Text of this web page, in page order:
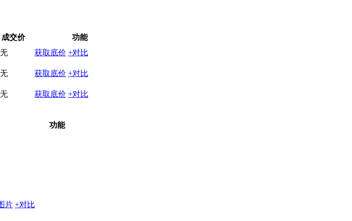
成交价
功能
获取底价 +对比
获取底价 +对比
获取底价 +对比
功能
片 +对比